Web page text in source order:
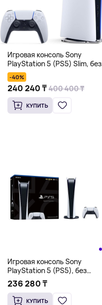
Игровая консоль Sony
PlayStation 5 (PS5) Slim, без
дисковода, 1 Тб, белый
-40%
240 240 ₸ 400 400 ₸
КУПИТЬ
Игровая консоль Sony
PlayStation 5 (PS5), без
дисковода, 825 Гб
236 280 ₸
КУПИТЬ